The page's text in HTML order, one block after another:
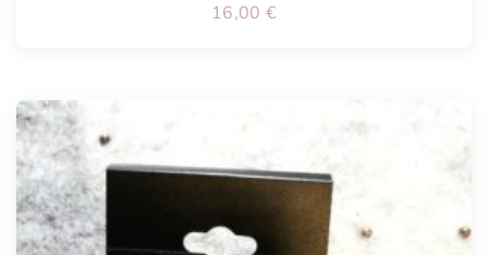
16,00 €